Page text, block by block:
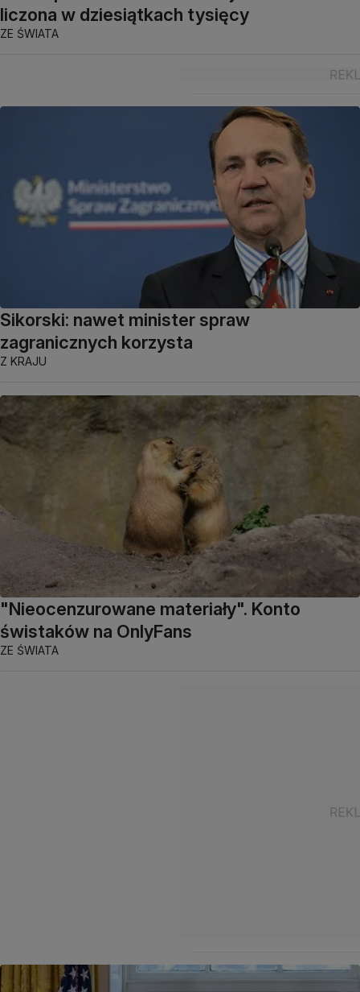
liczona w dziesiątkach tysięcy
ZE ŚWIATA
Sikorski: nawet minister spraw
zagranicznych korzysta
Z KRAJU
"Nieocenzurowane materiały". Konto
świstaków na OnlyFans
ZE ŚWIATA